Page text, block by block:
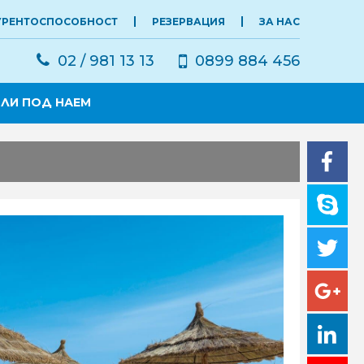
РЕЗЕРВАЦИЯ ЗА НАС
02 / 981 13 13 0899 884 456
ПОД НАЕМ